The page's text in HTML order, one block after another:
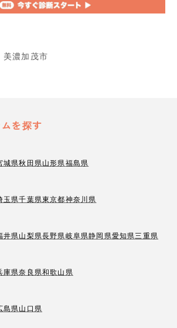
美濃加茂市
を探す
城県秋田県山形県福島県
玉県千葉県東京都神奈川県
井県山梨県長野県岐阜県静岡県愛知県三重県
庫県奈良県和歌山県
島県山口県